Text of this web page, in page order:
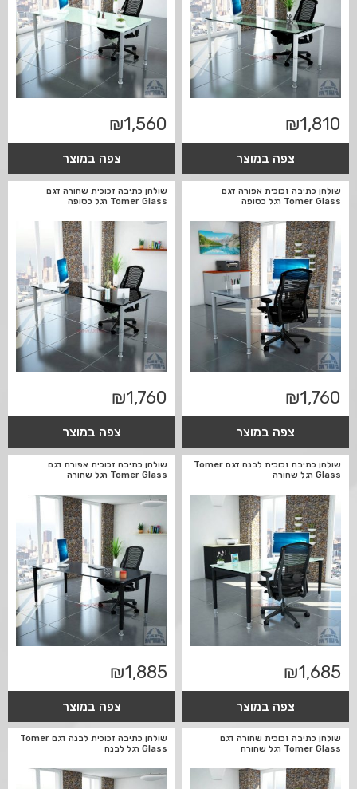
₪1,810
צפה במוצר
₪1,560
צפה במוצר
שולחן כתיבה זכוכית אפורה דגם
Tomer Glass רגל כסופה
₪1,760
צפה במוצר
שולחן כתיבה זכוכית שחורה דגם
Tomer Glass רגל כסופה
₪1,760
צפה במוצר
שולחן כתיבה זכוכית לבנה דגם Tomer
Glass רגל שחורה
₪1,685
צפה במוצר
שולחן כתיבה זכוכית אפורה דגם
Tomer Glass רגל שחורה
₪1,885
צפה במוצר
שולחן כתיבה זכוכית שחורה דגם
Tomer Glass רגל שחורה
שולחן כתיבה זכוכית לבנה דגם Tomer
Glass רגל לבנה